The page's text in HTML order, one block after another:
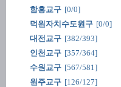
함흥교구 [0/0]
덕원자치수도원구 [0/0]
대전교구 [382/393]
인천교구 [357/364]
수원교구 [567/581]
원주교구 [126/127]